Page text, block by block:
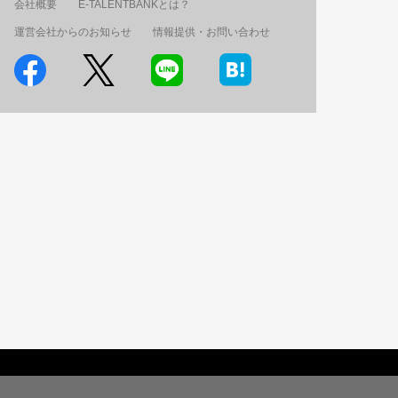
会社概要 E-TALENTBANKとは？
運営会社からのお知らせ 情報提供・お問い合わせ